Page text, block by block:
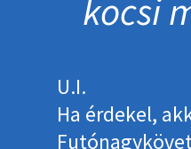
kocsi
U.I.
Ha érdekel,